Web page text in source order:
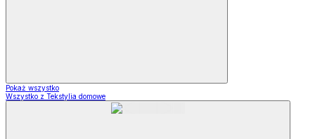
Pokaż wszystko
Wszystko z Tekstylia domowe